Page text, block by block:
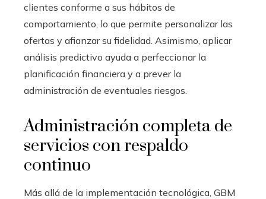
clientes conforme a sus hábitos de
comportamiento, lo que permite personalizar las
ofertas y afianzar su fidelidad. Asimismo, aplicar
análisis predictivo ayuda a perfeccionar la
planificación financiera y a prever la
administración de eventuales riesgos.
Administración completa de
servicios con respaldo
continuo
Más allá de la implementación tecnológica, GBM